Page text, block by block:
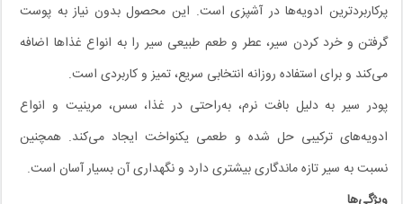
پرکاربردترین ادویه‌ها در آشپزی است. این محصول بدون نیاز به پوست
گرفتن و خرد کردن سیر، عطر و طعم طبیعی سیر را به انواع غذاها اضافه
می‌کند و برای استفاده روزانه انتخابی سریع، تمیز و کاربردی است.
پودر سیر به دلیل بافت نرم، به‌راحتی در غذا، سس، مرینیت و انواع
ادویه‌های ترکیبی حل شده و طعمی یکنواخت ایجاد می‌کند. همچنین
نسبت به سیر تازه ماندگاری بیشتری دارد و نگهداری آن بسیار آسان است.